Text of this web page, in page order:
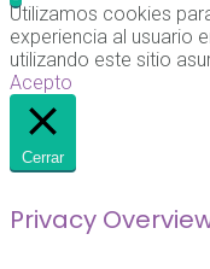
Utilizamos cookies
experiencia al usuario
utilizando este sitio
Acepto
Cerrar
Privacy